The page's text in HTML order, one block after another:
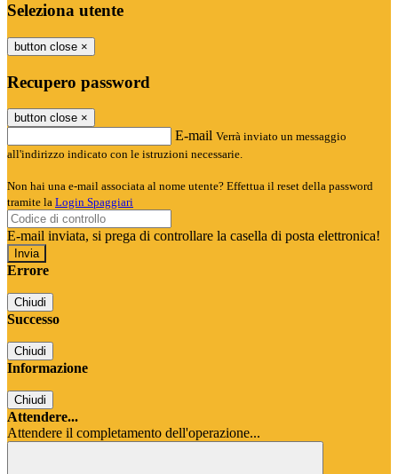
Seleziona utente
button close ×
Recupero password
button close ×
E-mail Verrà inviato un messaggio
all'indirizzo indicato con le istruzioni necessarie.
Non hai una e-mail associata al nome utente? Effettua il reset della password
tramite la Login Spaggiari
E-mail inviata, si prega di controllare la casella di posta elettronica!
Errore
Chiudi
Successo
Chiudi
Informazione
Chiudi
Attendere...
Attendere il completamento dell'operazione...